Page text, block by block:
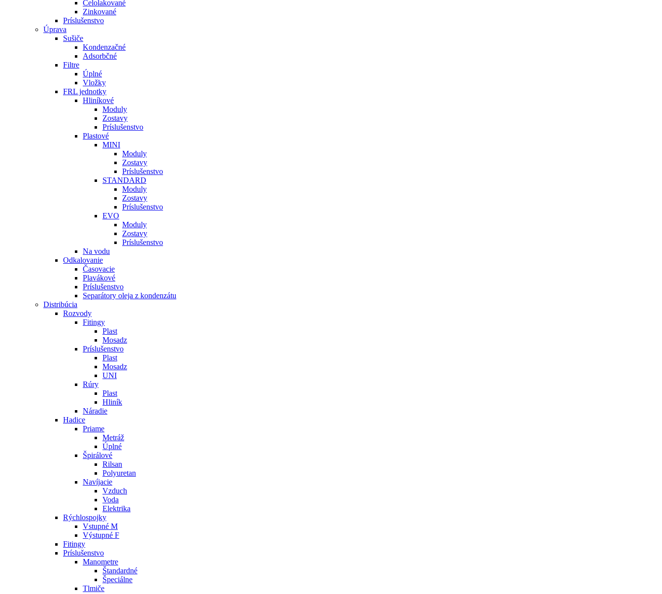
Celolakované
Zinkované
Príslušenstvo
Úprava
Sušiče
Kondenzačné
Adsorbčné
Filtre
Úplné
Vložky
FRL jednotky
Hliníkové
Moduly
Zostavy
Príslušenstvo
Plastové
MINI
Moduly
Zostavy
Príslušenstvo
STANDARD
Moduly
Zostavy
Príslušenstvo
EVO
Moduly
Zostavy
Príslušenstvo
Na vodu
Odkalovanie
Časovacie
Plavákové
Príslušenstvo
Separátory oleja z kondenzátu
Distribúcia
Rozvody
Fitingy
Plast
Mosadz
Príslušenstvo
Plast
Mosadz
UNI
Rúry
Plast
Hliník
Náradie
Hadice
Priame
Metráž
Úplné
Špirálové
Rilsan
Polyuretan
Navíjacie
Vzduch
Voda
Elektrika
Rýchlospojky
Vstupné M
Výstupné F
Fitingy
Príslušenstvo
Manometre
Štandardné
Špeciálne
Tlmiče